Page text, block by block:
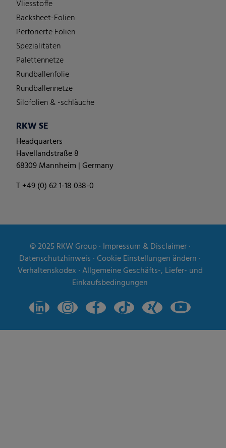
Vliesstoffe
Backsheet-Folien
Perforierte Folien
Spezialitäten
Palettennetze
Rundballenfolie
Rundballennetze
Silofolien & -schläuche
RKW SE
Headquarters
Havellandstraße 8
68309 Mannheim | Germany
T +49 (0) 62 1-18 038-0
© 2025RKW Group∙ Impressum & Disclaimer∙
Datenschutzhinweis ∙Cookie Einstellungen ändern ∙
Verhaltenskodex ∙Allgemeine Geschäfts-, Liefer- und
Einkaufsbedingungen